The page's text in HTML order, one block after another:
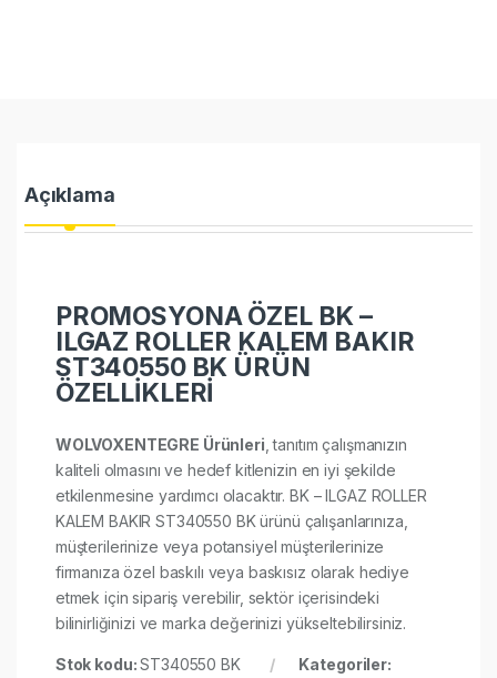
Açıklama
PROMOSYONA ÖZEL BK –
ILGAZ ROLLER KALEM BAKIR
ST340550 BK ÜRÜN
ÖZELLİKLERİ
WOLVOXENTEGRE Ürünleri , tanıtım çalışmanızın
kaliteli olmasını ve hedef kitlenizin en iyi şekilde
etkilenmesine yardımcı olacaktır. BK – ILGAZ ROLLER
KALEM BAKIR ST340550 BK ürünü çalışanlarınıza,
müşterilerinize veya potansiyel müşterilerinize
firmanıza özel baskılı veya baskısız olarak hediye
etmek için sipariş verebilir, sektör içerisindeki
bilinirliğinizi ve marka değerinizi yükseltebilirsiniz.
Stok kodu:ST340550 BK
Kategoriler: